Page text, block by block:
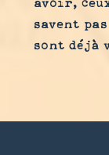
savent
sont déjà